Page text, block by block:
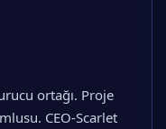
ortağı. Proje
CEO-Scarlet